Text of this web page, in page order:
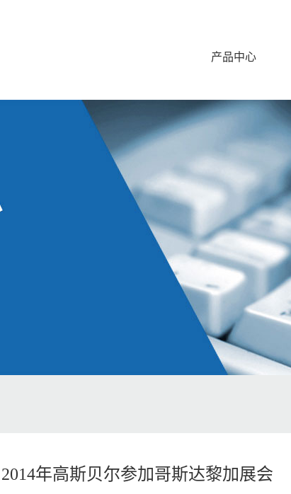
产品中心
2014年高斯贝尔参加哥斯达黎加展会